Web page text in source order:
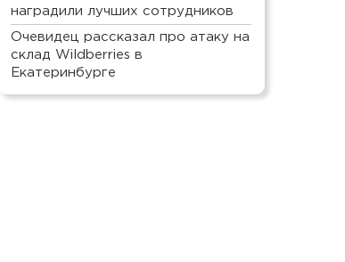
наградили лучших сотрудников
Очевидец рассказал про атаку на
склад Wildberries в
Екатеринбурге